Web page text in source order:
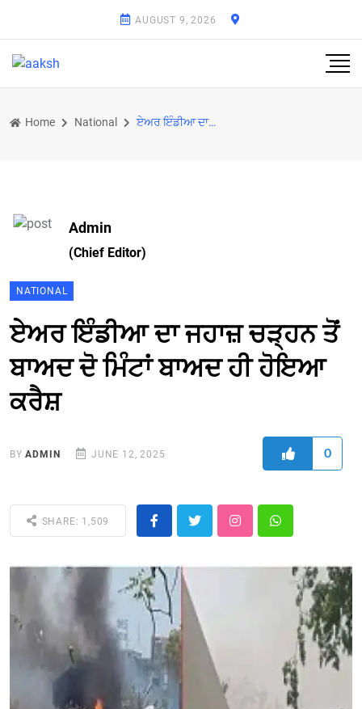
AUGUST 9, 2026
Home National ਏਅਰ ਇੰਡੀਆ ਦਾ ਜਹਾਜ਼ ਚੜ੍ਹਨ ਤੋਂ ਬਾਅਦ ਦੋ ਮਿੰਟਾਂ ਬਾਅਦ ਹੀ ਹੋਇਆ ਕਰੈਸ਼
Admin
(Chief Editor)
NATIONAL
ਏਅਰ ਇੰਡੀਆ ਦਾ ਜਹਾਜ਼ ਚੜ੍ਹਨ ਤੋਂ
ਬਾਅਦ ਦੋ ਮਿੰਟਾਂ ਬਾਅਦ ਹੀ ਹੋਇਆ
ਕਰੈਸ਼
BYADMIN JUNE 12, 2025 0
SHARE: 1,509